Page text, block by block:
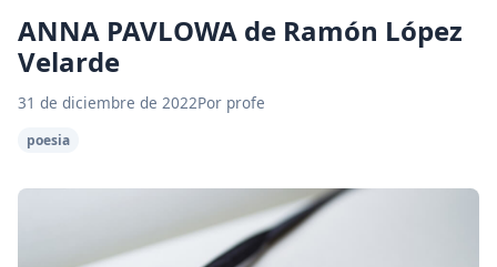
ANNA PAVLOWA de Ramón López
Velarde
31 de diciembre de 2022Por profe
poesia